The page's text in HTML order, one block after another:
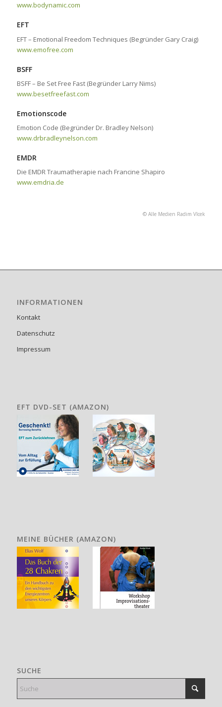
www.bodynamic.com
EFT
EFT – Emotional Freedom Techniques (Begründer Gary Craig)
www.emofree.com
BSFF
BSFF – Be Set Free Fast (Begründer Larry Nims)
www.besetfreefast.com
Emotionscode
Emotion Code (Begründer Dr. Bradley Nelson)
www.drbradleynelson.com
EMDR
Die EMDR Traumatherapie nach Francine Shapiro
www.emdria.de
© Alle Medien Radim Vlcek
INFORMATIONEN
Kontakt
Datenschutz
Impressum
EFT DVD-SET (AMAZON)
MEINE BÜCHER (AMAZON)
SUCHE